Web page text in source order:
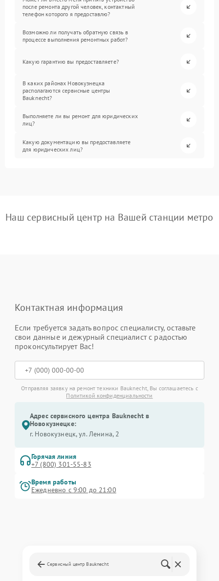
после ремонта другой человек, контактный
телефон которого я предоставлю?
Возможно ли получать обратную связь в
процессе выполнения ремонтных работ?
Какую гарантию вы предоставляете?
В каких районах Новокузнецка
располагаются сервисные центры
Bauknecht?
Выполняете ли вы ремонт для юридических
лиц?
Какую документацию вы предоставляете
для юридических лиц?
Наш сервисный центр на Вашей станции метро
Контактная информация
Если требуется задать вопрос специалисту, оставьте
свои данные и дежурный специалист с радостью
проконсультирует Вас!
Отправляя заявку на ремонт техники Bauknecht, Вы соглашаетесь с
Политикой конфиденциальности
Адрес сервисного центра Bauknecht в
Новокузнецке:
г. Новокузнецк, ул. Ленина, 2
Горячая линия
+7 (800) 301-55-83
Время работы
Ежедневно с 9:00 до 21:00
Сервисный центр Bauknecht